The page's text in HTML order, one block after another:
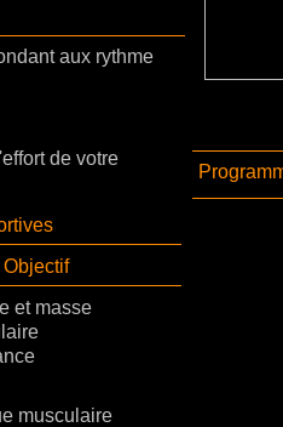
aux rythme
de votre
Objectif
et masse
musculaire